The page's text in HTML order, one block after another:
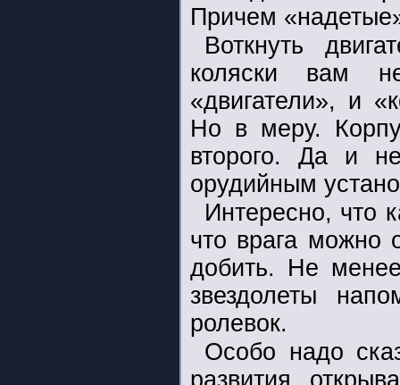
Причем
Воткнуть
коляски вам
«двигатели», и
Но в меру.
второго. Да и
орудийным
Интересно, что
что врага можно
добить. Не
звездолеты
ролевок.
Особо надо